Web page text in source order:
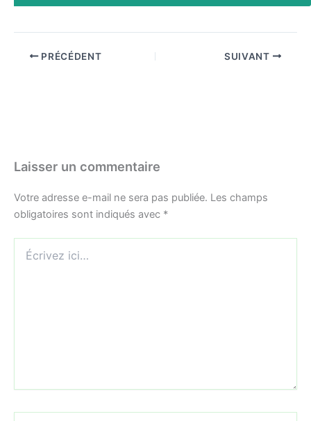
PRÉCÉDENT SUIVANT
Laisser un commentaire
Votre adresse e-mail ne sera pas publiée. Les champs
obligatoires sont indiqués avec *
ici…